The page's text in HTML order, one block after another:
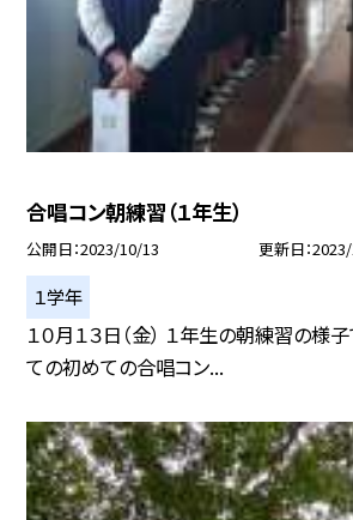
合唱コン朝練習（１年生）
公開日 2023/10/13 更新日
１学年
１０月１３日（金） １年生の朝練習の様
ての初めての合唱コン...